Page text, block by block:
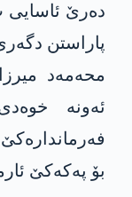
دەرێ ئاسایی
پاراستن
محه‌مه‌د
ئەونە
بۆ په‌كه‌كێ